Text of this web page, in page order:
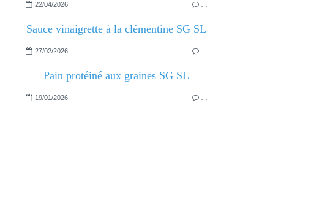
22/04/2026
Sauce vinaigrette à la clémentine SG SL
27/02/2026
Pain protéiné aux graines SG SL
19/01/2026